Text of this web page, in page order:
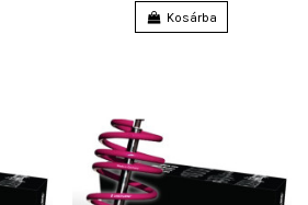
Kosárba